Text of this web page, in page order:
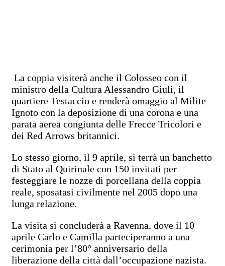
La coppia visiterà anche il Colosseo con il
ministro della Cultura Alessandro Giuli, il
quartiere Testaccio e renderà omaggio al Milite
Ignoto con la deposizione di una corona e una
parata aerea congiunta delle Frecce Tricolori e
dei Red Arrows britannici.
Lo stesso giorno, il 9 aprile, si terrà un banchetto
di Stato al Quirinale con 150 invitati per
festeggiare le nozze di porcellana della coppia
reale, sposatasi civilmente nel 2005 dopo una
lunga relazione.
La visita si concluderà a Ravenna, dove il 10
aprile Carlo e Camilla parteciperanno a una
cerimonia per l’80° anniversario della
liberazione della città dall’occupazione nazista.